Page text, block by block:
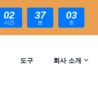
02
시간
37
분
02
초
도구 회사 소개